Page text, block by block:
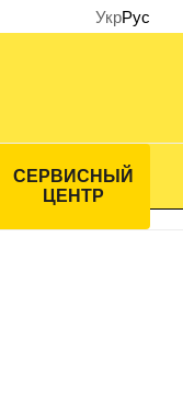
УкрРус
СЕРВИСНЫЙ
ЦЕНТР